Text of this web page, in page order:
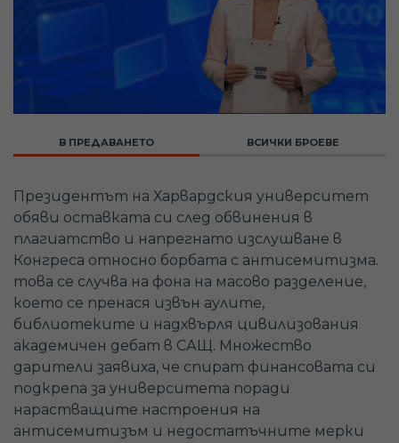
В ПРЕДАВАНЕТО ВСИЧКИ БРОЕВЕ
Президентът на Харвардския университет
обяви оставката си след обвинения в
плагиатство и напрегнато изслушване в
Конгреса относно борбата с антисемитизма.
това се случва на фона на масово разделение,
което се пренася извън аулите,
библиотеките и надхвърля цивилизования
академичен дебат в САЩ. Множество
дарители заявиха, че спират финансовата си
подкрепа за университета поради
нарастващите настроения на
антисемитизъм и недостатъчните мерки